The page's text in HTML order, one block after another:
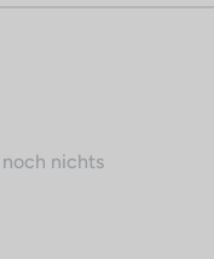
nichts